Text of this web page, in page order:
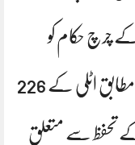
چرچ حکام کو
سخت تنقید کا نشانہ بنایا تھا، کمیشن کے مطابق اٹلی کے 226
81 نے بچوں کے تحفظ سے متعلق